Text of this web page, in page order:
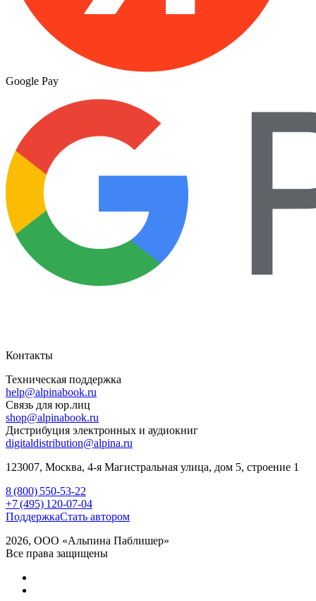
Google Pay
Контакты
Техническая поддержка
help@alpinabook.ru
Связь для юр.лиц
shop@alpinabook.ru
Дистрибуция электронных и аудиокниг
digitaldistribution@alpina.ru
123007, Москва, 4-я Магистральная улица, дом 5, строение 1
8 (800) 550-53-22
+7 (495) 120-07-04
ПоддержкаСтать автором
2026, ООО «Альпина Паблишер»
Все права защищены